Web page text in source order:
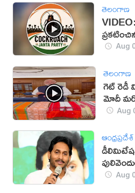
తెలంగాణ
Aug
తెలంగాణ
గెట్ రెడీ
మోదీ
Aug
ఆంధ్రప్రదేశ్
Aug